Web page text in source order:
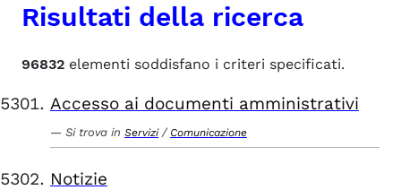
Risultati della ricerca
96832 elementi soddisfano i criteri specificati.
Accesso ai documenti amministrativi
Si trova in Servizi / Comunicazione
Notizie